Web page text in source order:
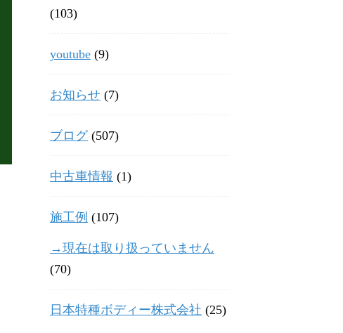
(103)
youtube (9)
お知らせ (7)
ブログ(507)
中古車情報 (1)
施工例 (107)
→現在は取り扱っていません
(70)
日本特種ボディー株式会社 (25)